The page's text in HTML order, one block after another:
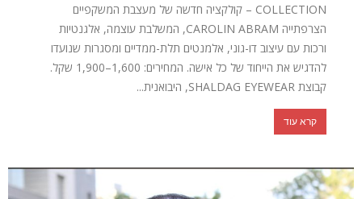
COLLECTION – קולקציה חדשה של מעצבת המשקפיים
הצרפתייה CAROLIN ABRAM, המשלבת עוצמה, אלגנטיות
ורכות עם עיצוב דו-גוני, אלמנטים תלת-ממדיים ומסגרות שנועדו
להדגיש את הייחוד של כל אישה. המחירים: 1,600–1,900 שקל.
קבוצת SHALDAG EYEWEAR, היבואנית...
קרא עוד